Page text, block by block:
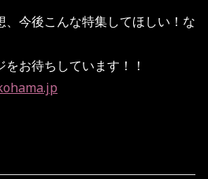
今後こんな特集してほしい！な
お待ちしています！！